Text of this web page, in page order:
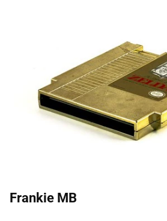
Frankie MB